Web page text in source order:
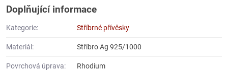
Doplňující informace
Kategorie: Stříbrné přívěsky
Materiál: Stříbro Ag 925/1000
Povrchová úprava: Rhodium